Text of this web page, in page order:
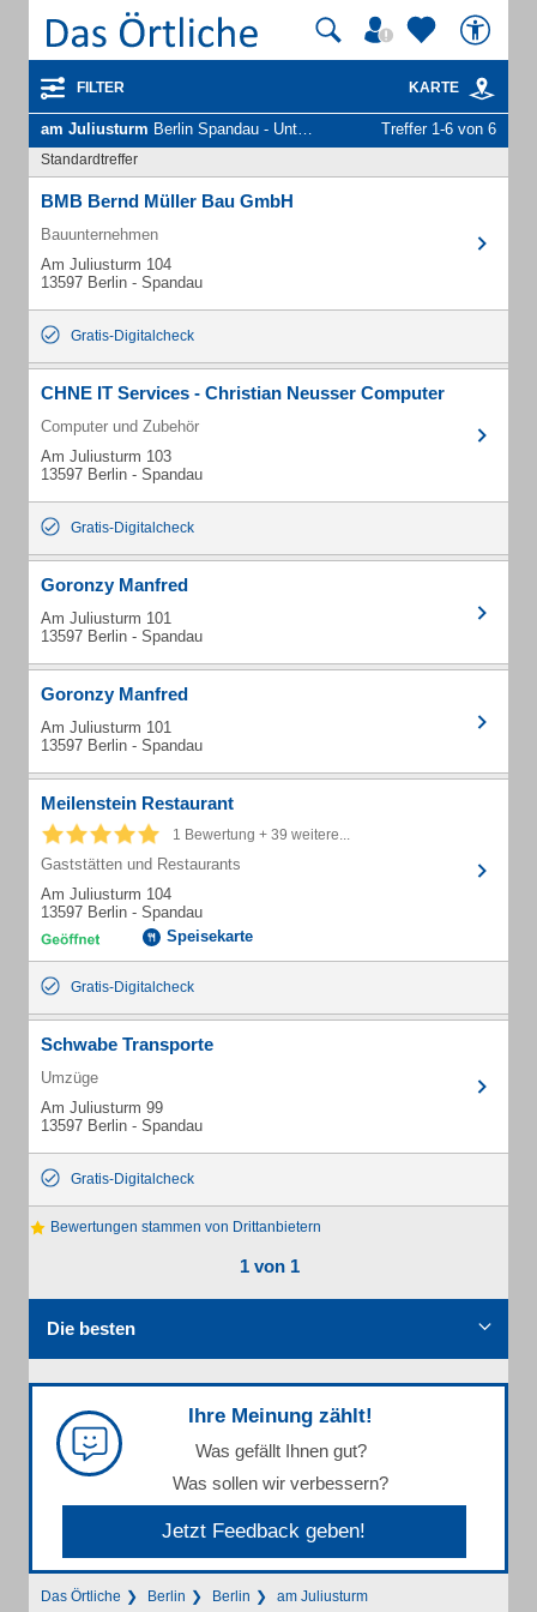
FILTER KARTE
am Juliusturm Berlin Spandau - Unternehmen und Personen Treffer 1-6 von 6
Standardtreffer
BMB Bernd Müller Bau GmbH
Bauunternehmen
Am Juliusturm 104
13597 Berlin - Spandau
Gratis-Digitalcheck
CHNE IT Services - Christian Neusser Computer
Computer und Zubehör
Am Juliusturm 103
13597 Berlin - Spandau
Gratis-Digitalcheck
Goronzy Manfred
Am Juliusturm 101
13597 Berlin - Spandau
Goronzy Manfred
Am Juliusturm 101
13597 Berlin - Spandau
Meilenstein Restaurant
1 Bewertung + 39 weitere...
Gaststätten und Restaurants
Am Juliusturm 104
13597 Berlin - Spandau
Speisekarte
Gratis-Digitalcheck
Schwabe Transporte
Umzüge
Am Juliusturm 99
13597 Berlin - Spandau
Gratis-Digitalcheck
Bewertungen stammen von Drittanbietern
1 von 1
Die besten
Ihre Meinung zählt!
Was gefällt Ihnen gut?
Was sollen wir verbessern?
Jetzt Feedback geben!
Das Örtliche Berlin Berlin am Juliusturm